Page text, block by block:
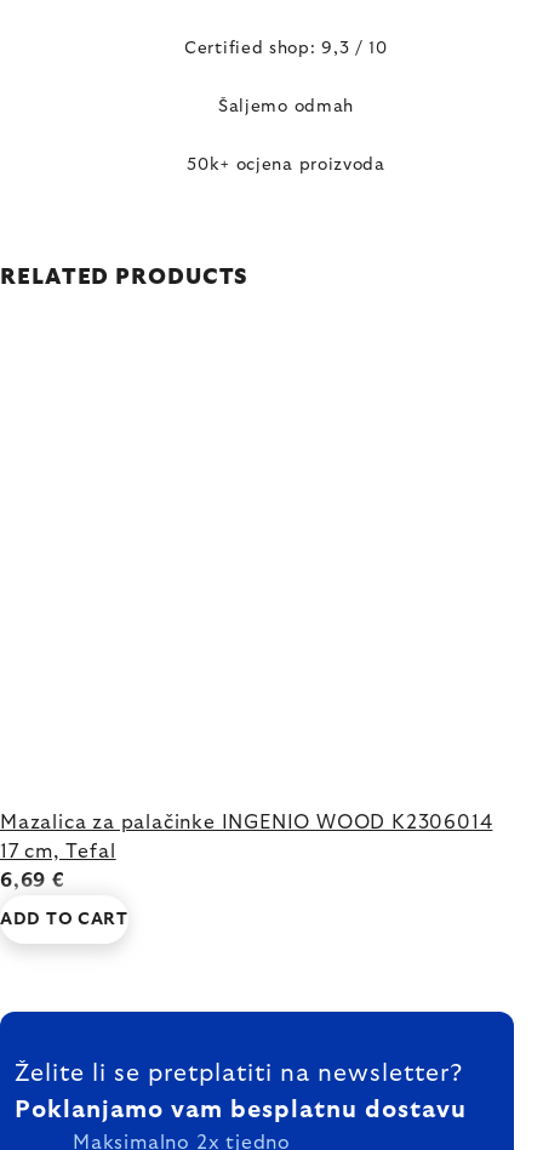
Certified shop: 9,3 / 10
Šaljemo odmah
50k+ ocjena proizvoda
RELATED PRODUCTS
Mazalica za palačinke INGENIO WOOD K2306014
17 cm, Tefal
6,69 €
ADD TO CART
FOOTER
Želite li se pretplatiti na newsletter?
Poklanjamo vam besplatnu dostavu
Maksimalno 2x tjedno